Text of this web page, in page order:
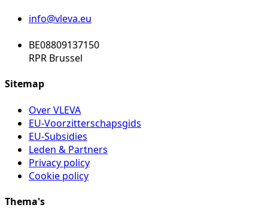
info@vleva.eu
BE08809137150
RPR Brussel
Sitemap
Over VLEVA
EU-Voorzitterschapsgids
EU-Subsidies
Leden & Partners
Privacy policy
Cookie policy
Thema's